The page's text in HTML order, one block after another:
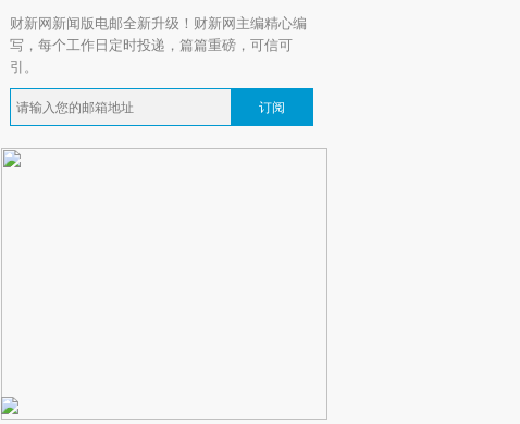
财新网新闻版电邮全新升级！财新网主编精心编
写，每个工作日定时投递，篇篇重磅，可信可
引。
订阅